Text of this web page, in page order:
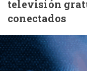
televisión
conectados